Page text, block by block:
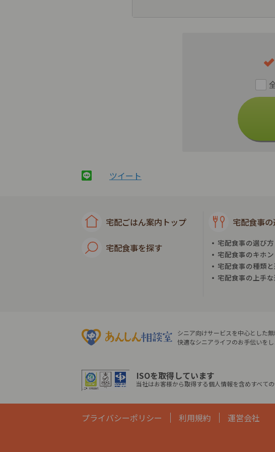
ツイート
宅配ごはん案内トップ
宅配食事を探す
宅配食事
宅配食事の選び
宅配食事のキホン
宅配食事の種類
宅配食事の上手
シニア向けサービスを中心とした無
快適なシニアライフのお手伝いをし
ISOを取得しています
当社はお客様から取得する個人情報を含めすべて
プライバシーポリシー 利用規約 運営会社